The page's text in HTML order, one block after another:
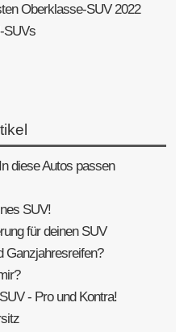
Oberklasse-SUV 2022
SUVs
diese Autos passen
SUV!
für deinen SUV
Ganzjahresreifen?
- Pro und Kontra!